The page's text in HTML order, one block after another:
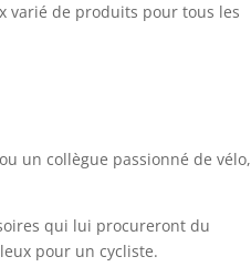
varié de produits pour tous les
un collègue passionné de vélo,
qui lui procureront du
pour un cycliste.